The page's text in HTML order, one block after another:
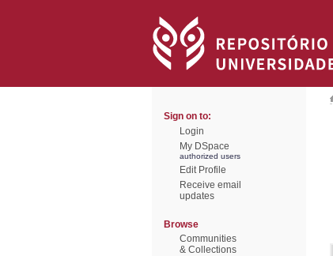
Sign on to:
Login
My DSpace
authorized users
Edit Profile
Receive email
updates
Browse
Communities
& Collections